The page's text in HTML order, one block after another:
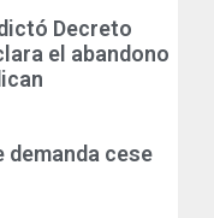
Decreto
el abandono
demanda cese